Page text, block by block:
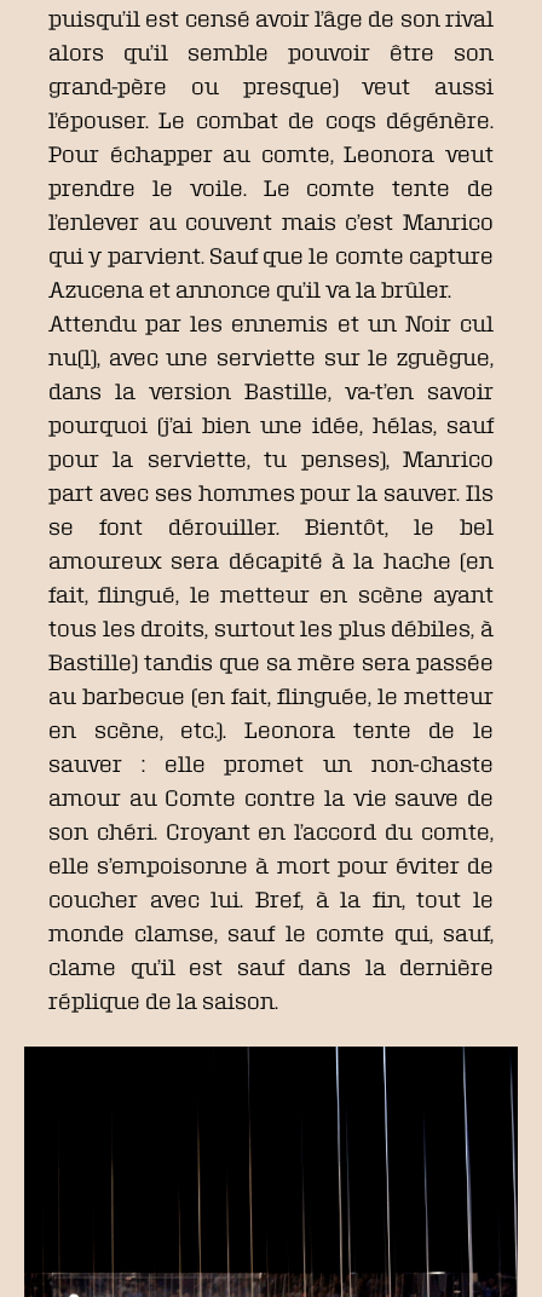
puisqu’il est censé avoir l’âge de son rival
alors qu’il semble pouvoir être son
grand-père ou presque) veut aussi
l’épouser. Le combat de coqs dégénère.
Pour échapper au comte, Leonora veut
prendre le voile. Le comte tente de
l’enlever au couvent mais c’est Manrico
qui y parvient. Sauf que le comte capture
Azucena et annonce qu’il va la brûler.
Attendu par les ennemis et un Noir cul
nu(l), avec une serviette sur le zguègue,
dans la version Bastille, va-t’en savoir
pourquoi (j’ai bien une idée, hélas, sauf
pour la serviette, tu penses), Manrico
part avec ses hommes pour la sauver. Ils
se font dérouiller. Bientôt, le bel
amoureux sera décapité à la hache (en
fait, flingué, le metteur en scène ayant
tous les droits, surtout les plus débiles, à
Bastille) tandis que sa mère sera passée
au barbecue (en fait, flinguée, le metteur
en scène, etc.). Leonora tente de le
sauver : elle promet un non-chaste
amour au Comte contre la vie sauve de
son chéri. Croyant en l’accord du comte,
elle s’empoisonne à mort pour éviter de
coucher avec lui. Bref, à la fin, tout le
monde clamse, sauf le comte qui, sauf,
clame qu’il est sauf dans la dernière
réplique de la saison.